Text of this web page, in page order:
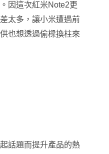
。 因這次紅米Note2更
太多 ， 讓小米遭遇前
也想透過偷樑換柱來
話題而提升產品的熱